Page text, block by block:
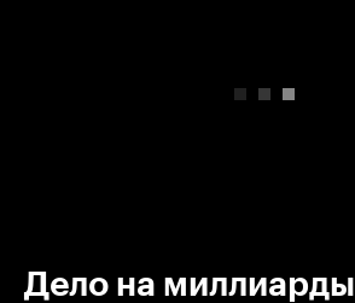
Дело на миллиарды